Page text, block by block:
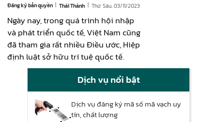
Đăng ký bản quyền | Thái Thành | Thứ Sáu, 03/11/2023
Ngày nay, trong quá trình hội nhập
và phát triển quốc tế, Việt Nam cũng
đã tham gia rất nhiều Điều ước, Hiệp
định luật sở hữu trí tuệ quốc tế.
Dịch vụ nổi bật
Dịch vụ đăng ký mã số mã vạch uy
tín, chất lượng